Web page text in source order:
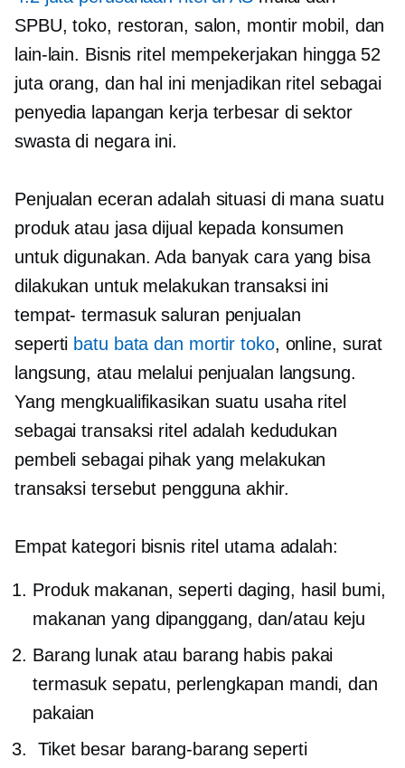
SPBU, toko, restoran, salon, montir mobil, dan
lain-lain. Bisnis ritel mempekerjakan hingga 52
juta orang, dan hal ini menjadikan ritel sebagai
penyedia lapangan kerja terbesar di sektor
swasta di negara ini.
Penjualan eceran adalah situasi di mana suatu
produk atau jasa dijual kepada konsumen
untuk digunakan. Ada banyak cara yang bisa
dilakukan untuk melakukan transaksi ini
tempat- termasuk saluran penjualan
seperti batu bata dan mortir toko, online, surat
langsung, atau melalui penjualan langsung.
Yang mengkualifikasikan suatu usaha ritel
sebagai transaksi ritel adalah kedudukan
pembeli sebagai pihak yang melakukan
transaksi tersebut pengguna akhir.
Empat kategori bisnis ritel utama adalah:
Produk makanan, seperti daging, hasil bumi,
makanan yang dipanggang, dan/atau keju
Barang lunak atau barang habis pakai
termasuk sepatu, perlengkapan mandi, dan
pakaian
Tiket besarbarang-barang seperti